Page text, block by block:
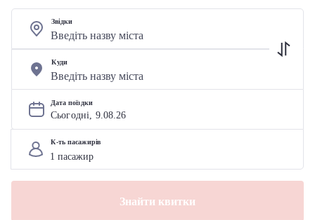
Звідки
Куди
Дата поїздки
Сьогодні, 9.08.26
К-ть пасажирів
Знайти квитки